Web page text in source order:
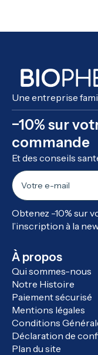
Une entreprise
−10% sur
commande
Et des conseils
Votre e-mail
Obtenez -10% sur
l’inscription à la
À propos
Qui sommes-nous
Notre Histoire
Paiement sécurisé
Mentions légales
Conditions
Déclaration de
Plan du site